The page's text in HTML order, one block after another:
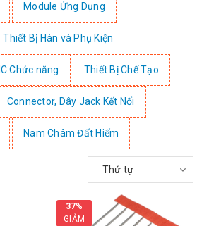
Module Ứng Dụng
Thiết Bị Hàn và Phụ Kiện
IC Chức năng Thiết Bị Chế Tạo
Connector, Dây Jack Kết Nối
Nam Châm Đất Hiếm
Thứ tự
37%
GIẢM